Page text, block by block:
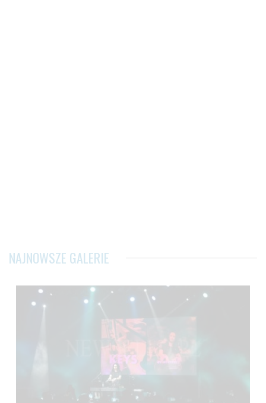
NAJNOWSZE GALERIE